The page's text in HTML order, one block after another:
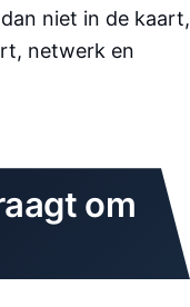
niet in de kaart,
netwerk en
om